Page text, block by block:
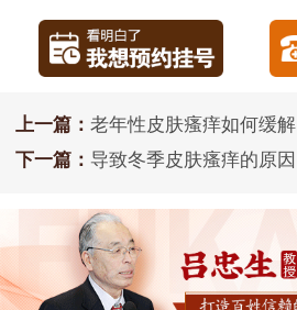
上一篇： 老年性皮肤瘙痒如何缓解
下一篇： 导致冬季皮肤瘙痒的原因